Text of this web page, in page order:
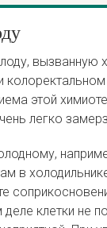
вызванную
этой
легко
в
клетки не